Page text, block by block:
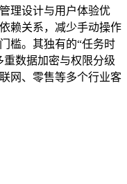
理设计与用户体验优
赖关系，减少手动操作
槛。其独有的“任务时
重数据加密与权限分级
网、零售等多个行业客